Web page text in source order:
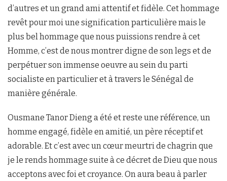
d’autres et un grand ami attentif et fidèle. Cet hommage
revêt pour moi une signification particulière mais le
plus bel hommage que nous puissions rendre à cet
Homme, c’est de nous montrer digne de son legs et de
perpétuer son immense oeuvre au sein du parti
socialiste en particulier et à travers le Sénégal de
manière générale.
Ousmane Tanor Dieng a été et reste une référence, un
homme engagé, fidèle en amitié, un père réceptif et
adorable. Et c’est avec un cœur meurtri de chagrin que
je le rends hommage suite à ce décret de Dieu que nous
acceptons avec foi et croyance. On aura beau à parler